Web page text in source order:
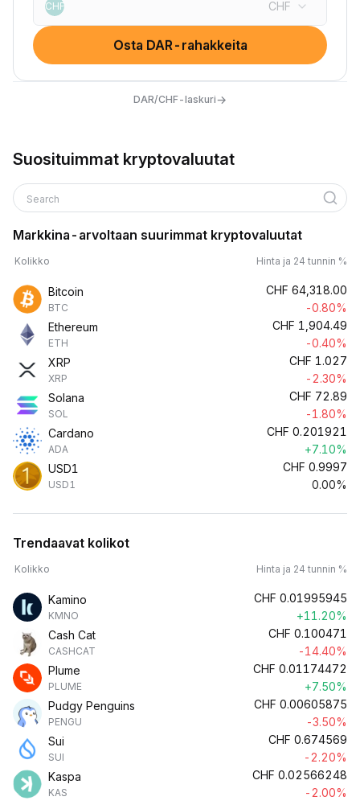
CHF CHF
Osta DAR-rahakkeita
DAR/CHF-laskuri→
Suosituimmat kryptovaluutat
Search
Markkina-arvoltaan suurimmat kryptovaluutat
Kolikko Hinta ja 24 tunnin %
Bitcoin
BTC
CHF 64,318.00
-0.80%
Ethereum
ETH
CHF 1,904.49
-0.40%
XRP
XRP
CHF 1.027
-2.30%
Solana
SOL
CHF 72.89
-1.80%
Cardano
ADA
CHF 0.201921
+7.10%
USD1
USD1
CHF 0.9997
0.00%
Trendaavat kolikot
Kolikko Hinta ja 24 tunnin %
Kamino
KMNO
CHF 0.01995945
+11.20%
Cash Cat
CASHCAT
CHF 0.100471
-14.40%
Plume
PLUME
CHF 0.01174472
+7.50%
Pudgy Penguins
PENGU
CHF 0.00605875
-3.50%
Sui
SUI
CHF 0.674569
-2.20%
Kaspa
KAS
CHF 0.02566248
-2.00%